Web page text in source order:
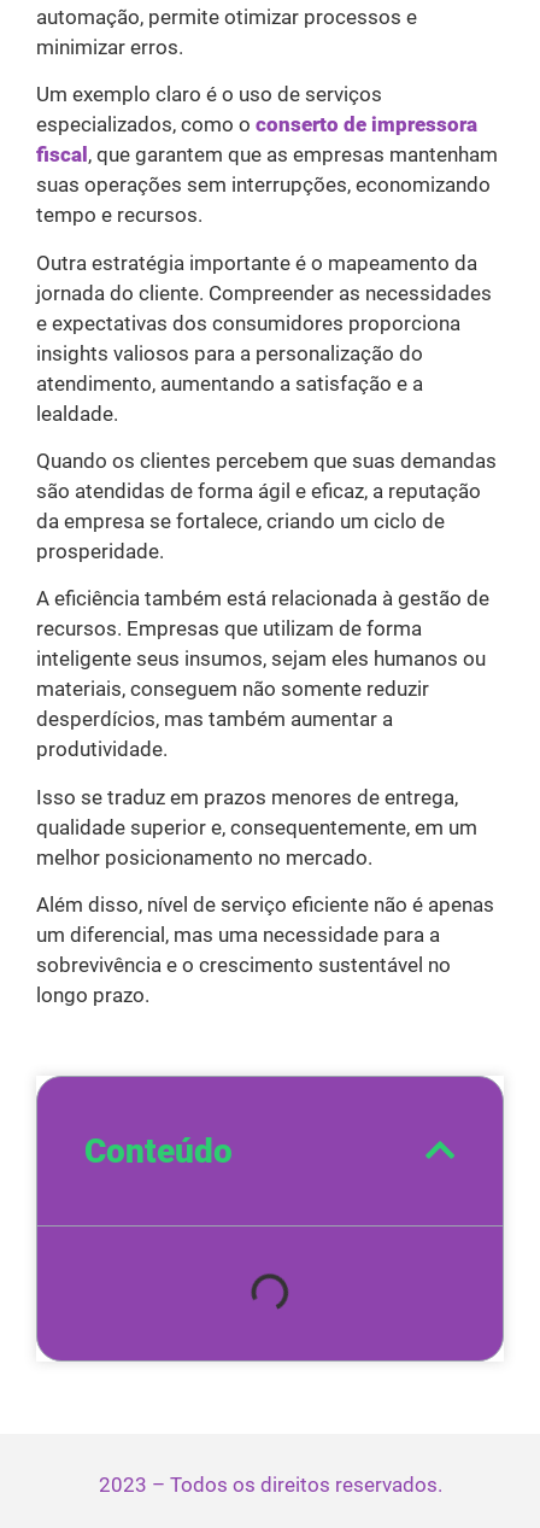
automação, permite otimizar processos e
minimizar erros.
Um exemplo claro é o uso de serviços
especializados, como o conserto de impressora
fiscal , que garantem que as empresas mantenham
suas operações sem interrupções, economizando
tempo e recursos.
Outra estratégia importante é o mapeamento da
jornada do cliente. Compreender as necessidades
e expectativas dos consumidores proporciona
insights valiosos para a personalização do
atendimento, aumentando a satisfação e a
lealdade.
Quando os clientes percebem que suas demandas
são atendidas de forma ágil e eficaz, a reputação
da empresa se fortalece, criando um ciclo de
prosperidade.
A eficiência também está relacionada à gestão de
recursos. Empresas que utilizam de forma
inteligente seus insumos, sejam eles humanos ou
materiais, conseguem não somente reduzir
desperdícios, mas também aumentar a
produtividade.
Isso se traduz em prazos menores de entrega,
qualidade superior e, consequentemente, em um
melhor posicionamento no mercado.
Além disso, nível de serviço eficiente não é apenas
um diferencial, mas uma necessidade para a
sobrevivência e o crescimento sustentável no
longo prazo.
Conteúdo
2023 – Todos os direitos reservados.